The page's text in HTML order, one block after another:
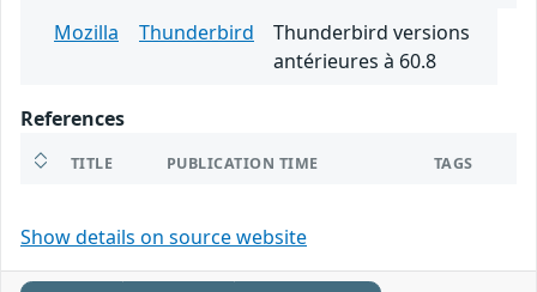
Mozilla Thunderbird
Thunderbird versions
antérieures à 60.8
References
TITLE PUBLICATION TIME TAGS
Show details on source website